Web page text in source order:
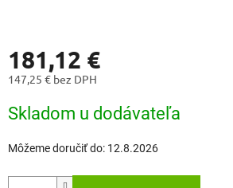
181,12 €
147,25 € bez DPH
cena:
Skladom u dodávateľa
Môžeme doručiť do: 12.8.2026